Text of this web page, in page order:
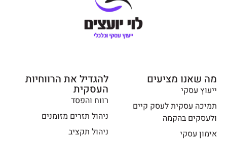
מה שאנו מציעים
ייעוץ עסקי
תמיכה עסקית לעסק קיים
ולעסקים בהקמה
אימון עסקי
להגדיל את הרווחיות
העסקית
רווח והפסד
ניהול תזרים מזומנים
ניהול תקציב